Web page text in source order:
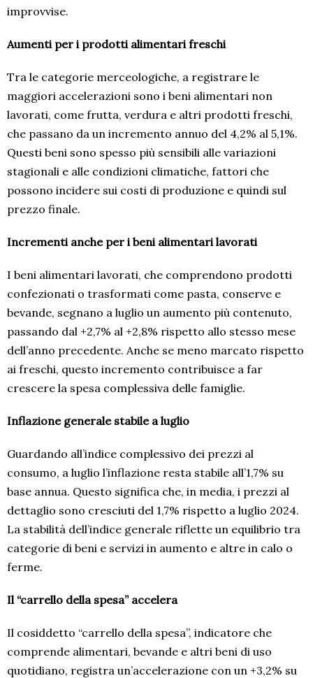
improvvise.
Aumenti per i prodotti alimentari freschi
Tra le categorie merceologiche, a registrare le
maggiori accelerazioni sono i beni alimentari non
lavorati, come frutta, verdura e altri prodotti freschi,
che passano da un incremento annuo del 4,2% al 5,1%.
Questi beni sono spesso più sensibili alle variazioni
stagionali e alle condizioni climatiche, fattori che
possono incidere sui costi di produzione e quindi sul
prezzo finale.
Incrementi anche per i beni alimentari lavorati
I beni alimentari lavorati, che comprendono prodotti
confezionati o trasformati come pasta, conserve e
bevande, segnano a luglio un aumento più contenuto,
passando dal +2,7% al +2,8% rispetto allo stesso mese
dell’anno precedente. Anche se meno marcato rispetto
ai freschi, questo incremento contribuisce a far
crescere la spesa complessiva delle famiglie.
Inflazione generale stabile a luglio
Guardando all’indice complessivo dei prezzi al
consumo, a luglio l’inflazione resta stabile all’1,7% su
base annua. Questo significa che, in media, i prezzi al
dettaglio sono cresciuti del 1,7% rispetto a luglio 2024.
La stabilità dell’indice generale riflette un equilibrio tra
categorie di beni e servizi in aumento e altre in calo o
ferme.
Il “carrello della spesa” accelera
Il cosiddetto “carrello della spesa”, indicatore che
comprende alimentari, bevande e altri beni di uso
quotidiano, registra un’accelerazione con un +3,2% su